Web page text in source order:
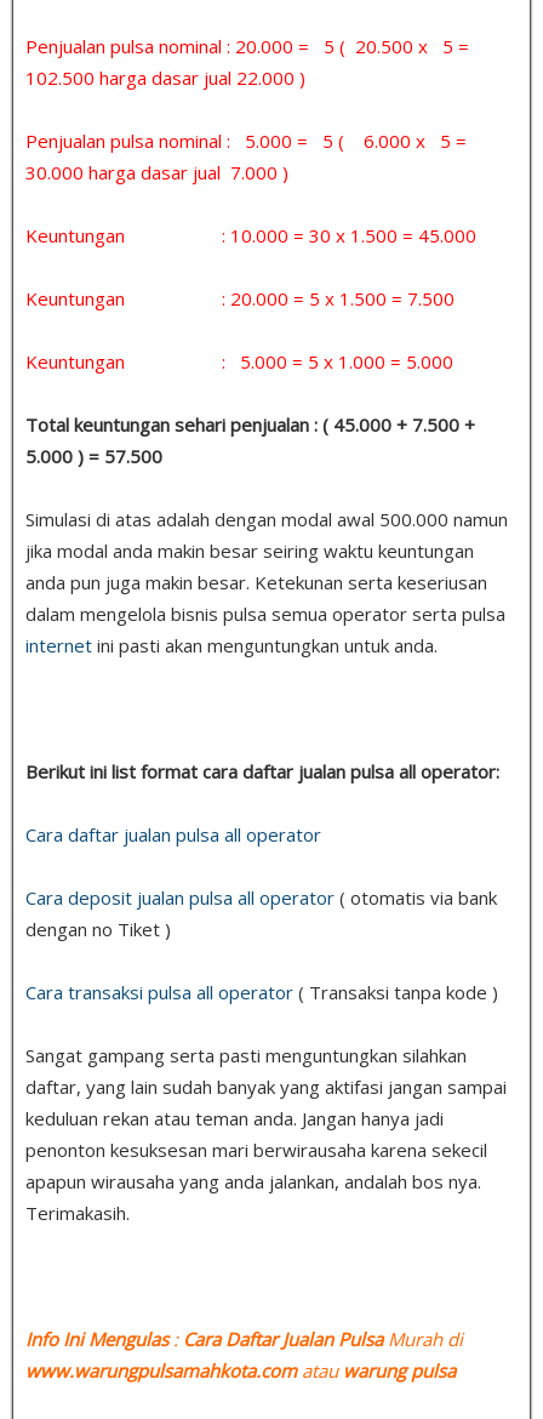
Penjualan pulsa nominal : 20.000 = 5 ( 20.500 x 5 =
102.500 harga dasar jual 22.000 )
Penjualan pulsa nominal : 5.000 = 5 ( 6.000 x 5 =
30.000 harga dasar jual 7.000 )
Keuntungan : 10.000 = 30 x 1.500 = 45.000
Keuntungan : 20.000 = 5 x 1.500 = 7.500
Keuntungan : 5.000 = 5 x 1.000 = 5.000
Total keuntungan sehari penjualan : ( 45.000 + 7.500 +
5.000 ) = 57.500
Simulasi di atas adalah dengan modal awal 500.000 namun
jika modal anda makin besar seiring waktu keuntungan
anda pun juga makin besar. Ketekunan serta keseriusan
dalam mengelola bisnis pulsa semua operator serta pulsa
internet ini pasti akan menguntungkan untuk anda.
Berikut ini list format cara daftar jualan pulsa all operator:
Cara daftar jualan pulsa all operator
Cara deposit jualan pulsa all operator ( otomatis via bank
dengan no Tiket )
Cara transaksi pulsa all operator ( Transaksi tanpa kode )
Sangat gampang serta pasti menguntungkan silahkan
daftar, yang lain sudah banyak yang aktifasi jangan sampai
keduluan rekan atau teman anda. Jangan hanya jadi
penonton kesuksesan mari berwirausaha karena sekecil
apapun wirausaha yang anda jalankan, andalah bos nya.
Terimakasih.
Info Ini Mengulas: Cara Daftar Jualan PulsaMurah di
www.warungpulsamahkota.comatau warung pulsa